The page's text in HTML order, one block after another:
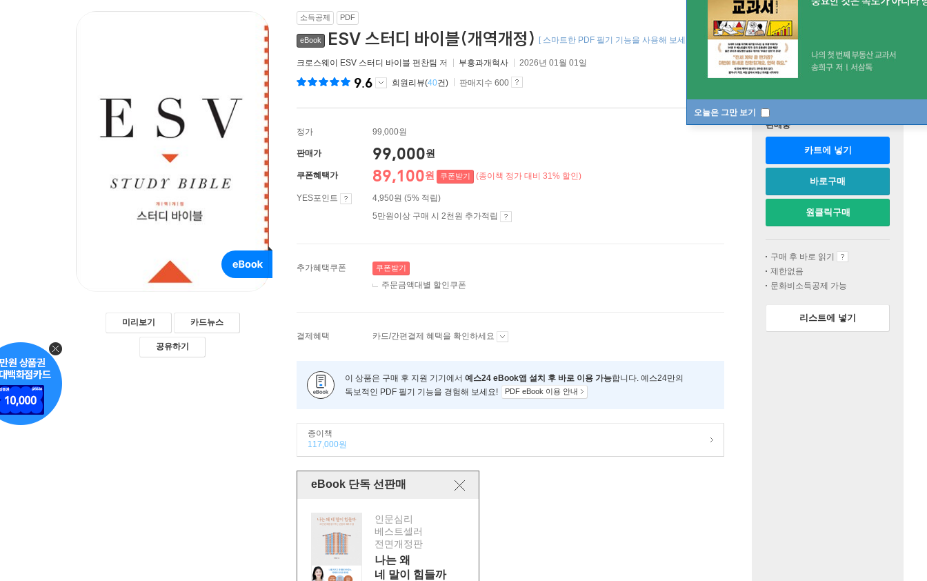
오늘은 그만 보기
미리보기 카드뉴스
공유하기
소득공제 PDF
eBook ESV 스터디 바이블(개역개정) [ 스마트한 PDF 필기 기능을 사용해 보세요! ]
크로스웨이 ESV 스터디 바이블 편찬팀 저 부흥과개혁사 2026년 01월 01일
9.6 회원리뷰(40건) 판매지수 600
정가 99,000원
판매가 99,000원
쿠폰혜택가 89,100원 쿠폰받기 (종이책 정가 대비 31% 할인)
YES포인트
4,950원 (5% 적립)
5만원이상 구매 시 2천원 추가적립
추가혜택쿠폰 쿠폰받기
주문금액대별 할인쿠폰
결제혜택 카드/간편결제 혜택을 확인하세요
이 상품은 구매 후 지원 기기에서 예스24 eBook앱 설치 후 바로 이용 가능합니다. 예스24만의
독보적인 PDF 필기 기능을 경험해 보세요!
PDF eBook 이용 안내
종이책
117,000원
eBook 단독 선판매
인문심리
베스트셀러
전면개정판
나는 왜
네 말이 힘들까
판매중
카트에 넣기
바로구매
원클릭구매
구매 후 바로 읽기
제한없음
문화비소득공제 가능
리스트에 넣기